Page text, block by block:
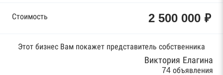
Стоимость 2 500 000 ₽
Этот бизнес Вам покажет представитель собственника
Виктория Елагина
74 объявления